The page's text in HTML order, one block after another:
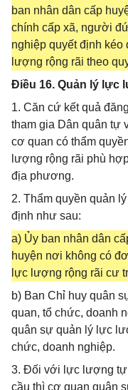
ban nhân dân cấp
chính cấp xã, người
nghiệp quyết định kéo
lượng rộng rãi theo
Điều 16. Quản lý lực
1. Căn cứ kết quả
tham gia Dân quân tự
cơ quan có thẩm
lượng rộng rãi phù
địa phương.
2. Thẩm quyền quản
định như sau:
a) Ủy ban nhân dân
huyện nơi không có
lực lượng rộng rãi cư
b) Ban Chỉ huy quân
quan, tổ chức, doanh
quân sự quản lý lực
chức, doanh nghiệp.
3. Đối với lực lượng tự
cầu thì cơ quan quân